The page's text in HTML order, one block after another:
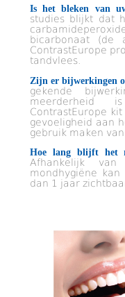
Is het bleken van
studies blijkt dat
bicarbonaat (de
ContrastEurope
tandvlees.
Zijn er bijwerkingen
gekende
meerderheid
ContrastEurope
gevoeligheid aan
gebruik maken
Hoe lang blijft het
Afhankelijk
mondhygiëne
dan 1 jaar